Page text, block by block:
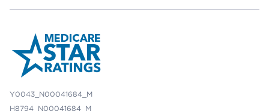
Y0043_N00041684_M
H8794_N00041684_M